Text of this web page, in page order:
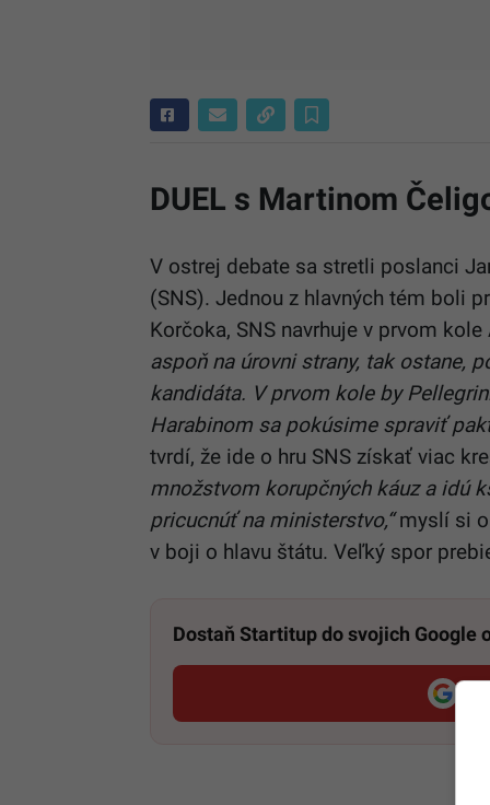
DUEL s Martinom
V ostrej debate sa stretli poslanci
(SNS). Jednou z hlavných tém boli
Korčoka, SNS navrhuje v prvom kole
aspoň na úrovni strany, tak ostane,
kandidáta. V prvom kole by
Harabinom sa pokúsime spraviť
tvrdí, že ide o hru SNS získať viac
množstvom korupčných káuz a idú
pricucnúť na ministerstvo,“myslí si o
v boji o hlavu štátu. Veľký spor
Dostaň Startitup do svojich Google